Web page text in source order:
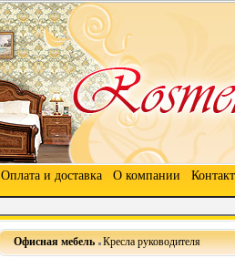
Оплата и доставка О компании
Офисная мебель Кресла руководителя